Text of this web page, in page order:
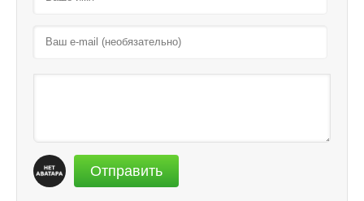
Отправить